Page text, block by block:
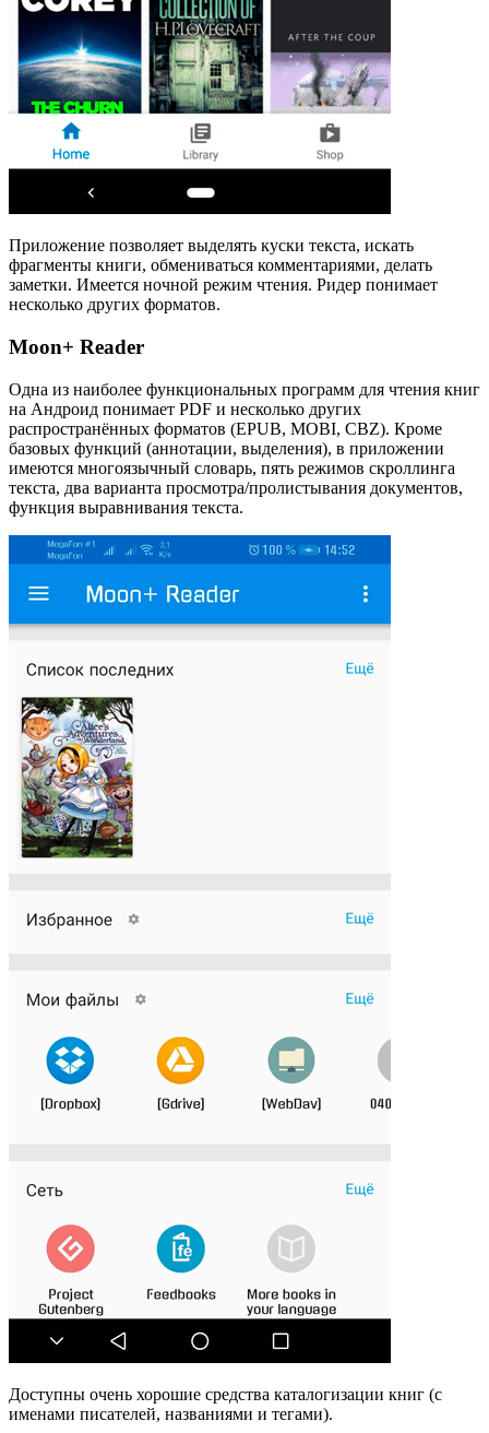
Приложение позволяет выделять куски текста, искать
фрагменты книги, обмениваться комментариями, делать
заметки. Имеется ночной режим чтения. Ридер понимает
несколько других форматов.
Moon+ Reader
Одна из наиболее функциональных программ для чтения книг
на Андроид понимает PDF и несколько других
распространённых форматов (EPUB, MOBI, CBZ). Кроме
базовых функций (аннотации, выделения), в приложении
имеются многоязычный словарь, пять режимов скроллинга
текста, два варианта просмотра/пролистывания документов,
функция выравнивания текста.
Доступны очень хорошие средства каталогизации книг (с
именами писателей, названиями и тегами).